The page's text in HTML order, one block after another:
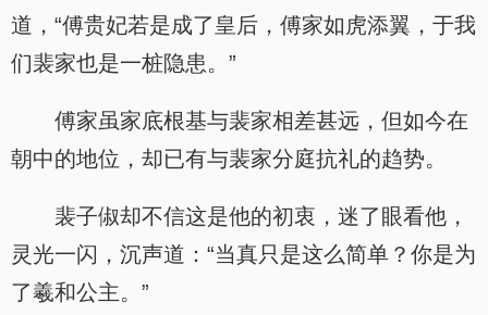
道，“傅贵妃若是成了皇后，傅家如虎添翼，于我
们裴家也是一桩隐患。”
傅家虽家底根基与裴家相差甚远，但如今在
朝中的地位，却已有与裴家分庭抗礼的趋势。
裴子俶却不信这是他的初衷，迷了眼看他，
灵光一闪，沉声道：“当真只是这么简单？你是为
了羲和公主。”